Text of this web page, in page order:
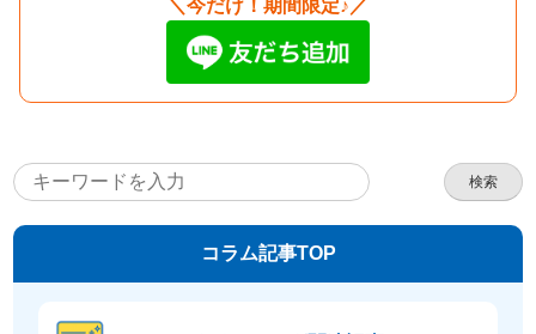
＼今だけ！期間限定♪／
検索
コラム記事TOP